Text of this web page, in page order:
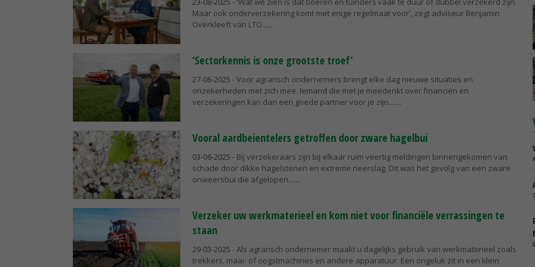
Maar ook onderverzekering komt met enige regelmaat voor', zegt adviseur Benjamin
Overkleeft van LTO...
‘Sectorkennis is onze grootste troef’
27-06-2025 - Voor agrarisch ondernemers brengt elke dag nieuwe situaties en
onzekerheden met zich mee. Iemand die met je meedenkt over financiën en
verzekeringen kan dan een goede partner voor je zijn....
Vooral aardbeientelers getroffen door zware hagelbui
03-06-2025 - Bij verzekeraars zijn bij elkaar ruim veertig meldingen binnengekomen van
schade door dikke hagelstenen en extreme neerslag. Dit was het gevolg van een zware
onweersbui die afgelopen...
Verzeker uw werkmaterieel en kom niet voor financiële verrassingen te
staan
29-03-2025 - Als agrarisch ondernemer maakt u dagelijks gebruik van werkmaterieel zoals
trekkers, maai- of oogstmachines en andere apparatuur. Een ongeluk zit in een klein